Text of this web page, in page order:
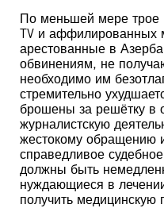
По меньшей мере трое
TV и аффилированных
арестованные в
обвинениям, не
необходимо им
стремительно
брошены за решётку в
журналистскую
жестокому обращению
справедливое
должны быть
нуждающиеся в
получить медицинскую